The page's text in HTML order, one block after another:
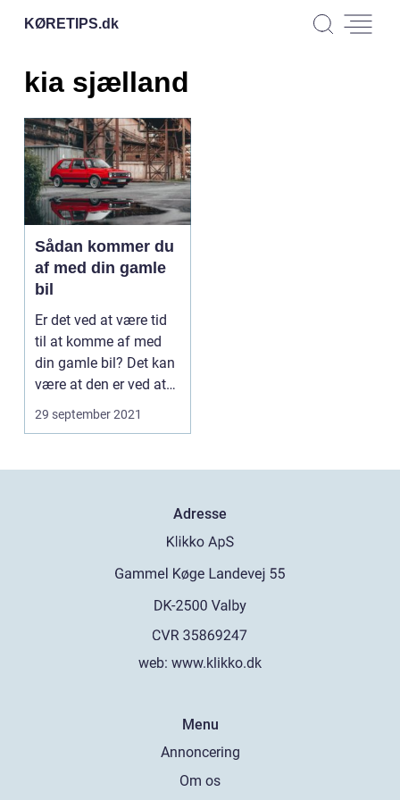
KØRETIPS.dk
kia sjælland
Sådan kommer du
af med din gamle
bil
Er det ved at være tid
til at komme af med
din gamle bil? Det kan
være at den er ved at
være kørt he...
29 september 2021
Adresse
web: www.klikko.dk
Menu
Annoncering
Om os